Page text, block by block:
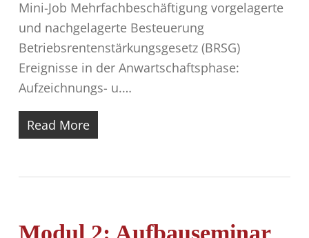
Mini-Job Mehrfachbeschäftigung vorgelagerte
und nachgelagerte Besteuerung
Betriebsrentenstärkungsgesetz (BRSG)
Ereignisse in der Anwartschaftsphase:
Aufzeichnungs- u.…
Read More
Modul 2: Aufbauseminar